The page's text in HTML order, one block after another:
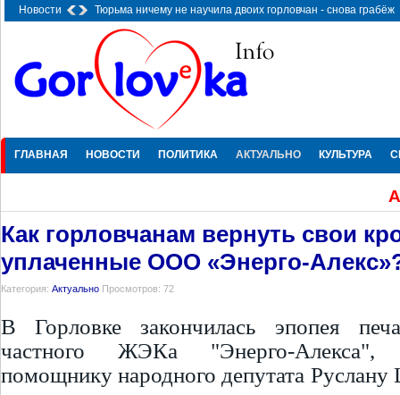
Новости Тюрьма ничему не научила двоих горловчан - снова грабёж
ГЛАВНАЯ НОВОСТИ ПОЛИТИКА АКТУАЛЬНО КУЛЬТУРА
Как горловчанам вернуть свои
уплаченные ООО «Энерго-
Категория: Актуально Просмотров: 72
В Горловке закончилась эпопея
частного ЖЭКа "Энерго-Алекса",
помощнику народного депутата